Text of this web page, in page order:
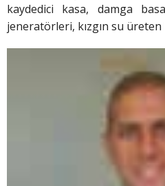
kaydedici kasa, damga
jeneratörleri, kızgın su üreten